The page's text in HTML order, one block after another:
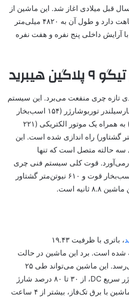
۹ در چین از سال قبل میلادی اغاز شد. این ماشین از
نظر ابعاد، به تویوتا کلوگر شباهت دارد و طول آن به ۴۸۲۰ میلی‌متر
بازار چین با آرایش داخلی پنج نفره و هفت نفره
تازه چری منفعت می‌برد. این سیستم
از ترکیب موتور ۱.۵ لیتری چهارسیلندر توربوشارژر (۱۵۴ اسب‌بخار
قوت و ۲۲۰ نیوتن‌متر گشتاور) به همراه یک موتور الکتریکی (۲۲۱
و ۳۹۰ نیوتن‌متر گشتاور) راه اندازی شده است. این
حالته متصل است که تنها
قوت کلی سیستم فنی چری
تیگو ۹ پلاگین هیبرید به ۳۷۵ اسب‌بخار قوت و ۶۱۰ نیوتن‌متر گشتاور
است.
، باتری با ظرفیت ۱۹.۴۳
شده است. برد این ماشین در حالت
همه برقی به ۱۰۶ کیلومتر می‌رسد. این ماشین می‌تواند طی ۲۵
دقیقه با منفعت گیری از شارژر سریع DC، از ۳۰ تا ۸۰ درصد شارژ
بشود. شارژ کامل باتری این ماشین با برق تک‌فاز، بیشتر از ۴ ساعت